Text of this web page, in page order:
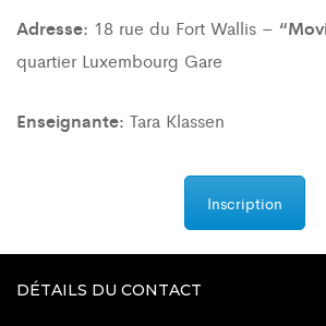
Adresse: 18 rue du Fort Wallis –
quartier Luxembourg Gare
Enseignante: Tara Klassen
Inscription
DÉTAILS DU CONTACT